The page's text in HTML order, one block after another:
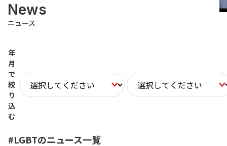
News
ニュース
年
月
で
絞
り
込
む
#LGBTのニュース一覧